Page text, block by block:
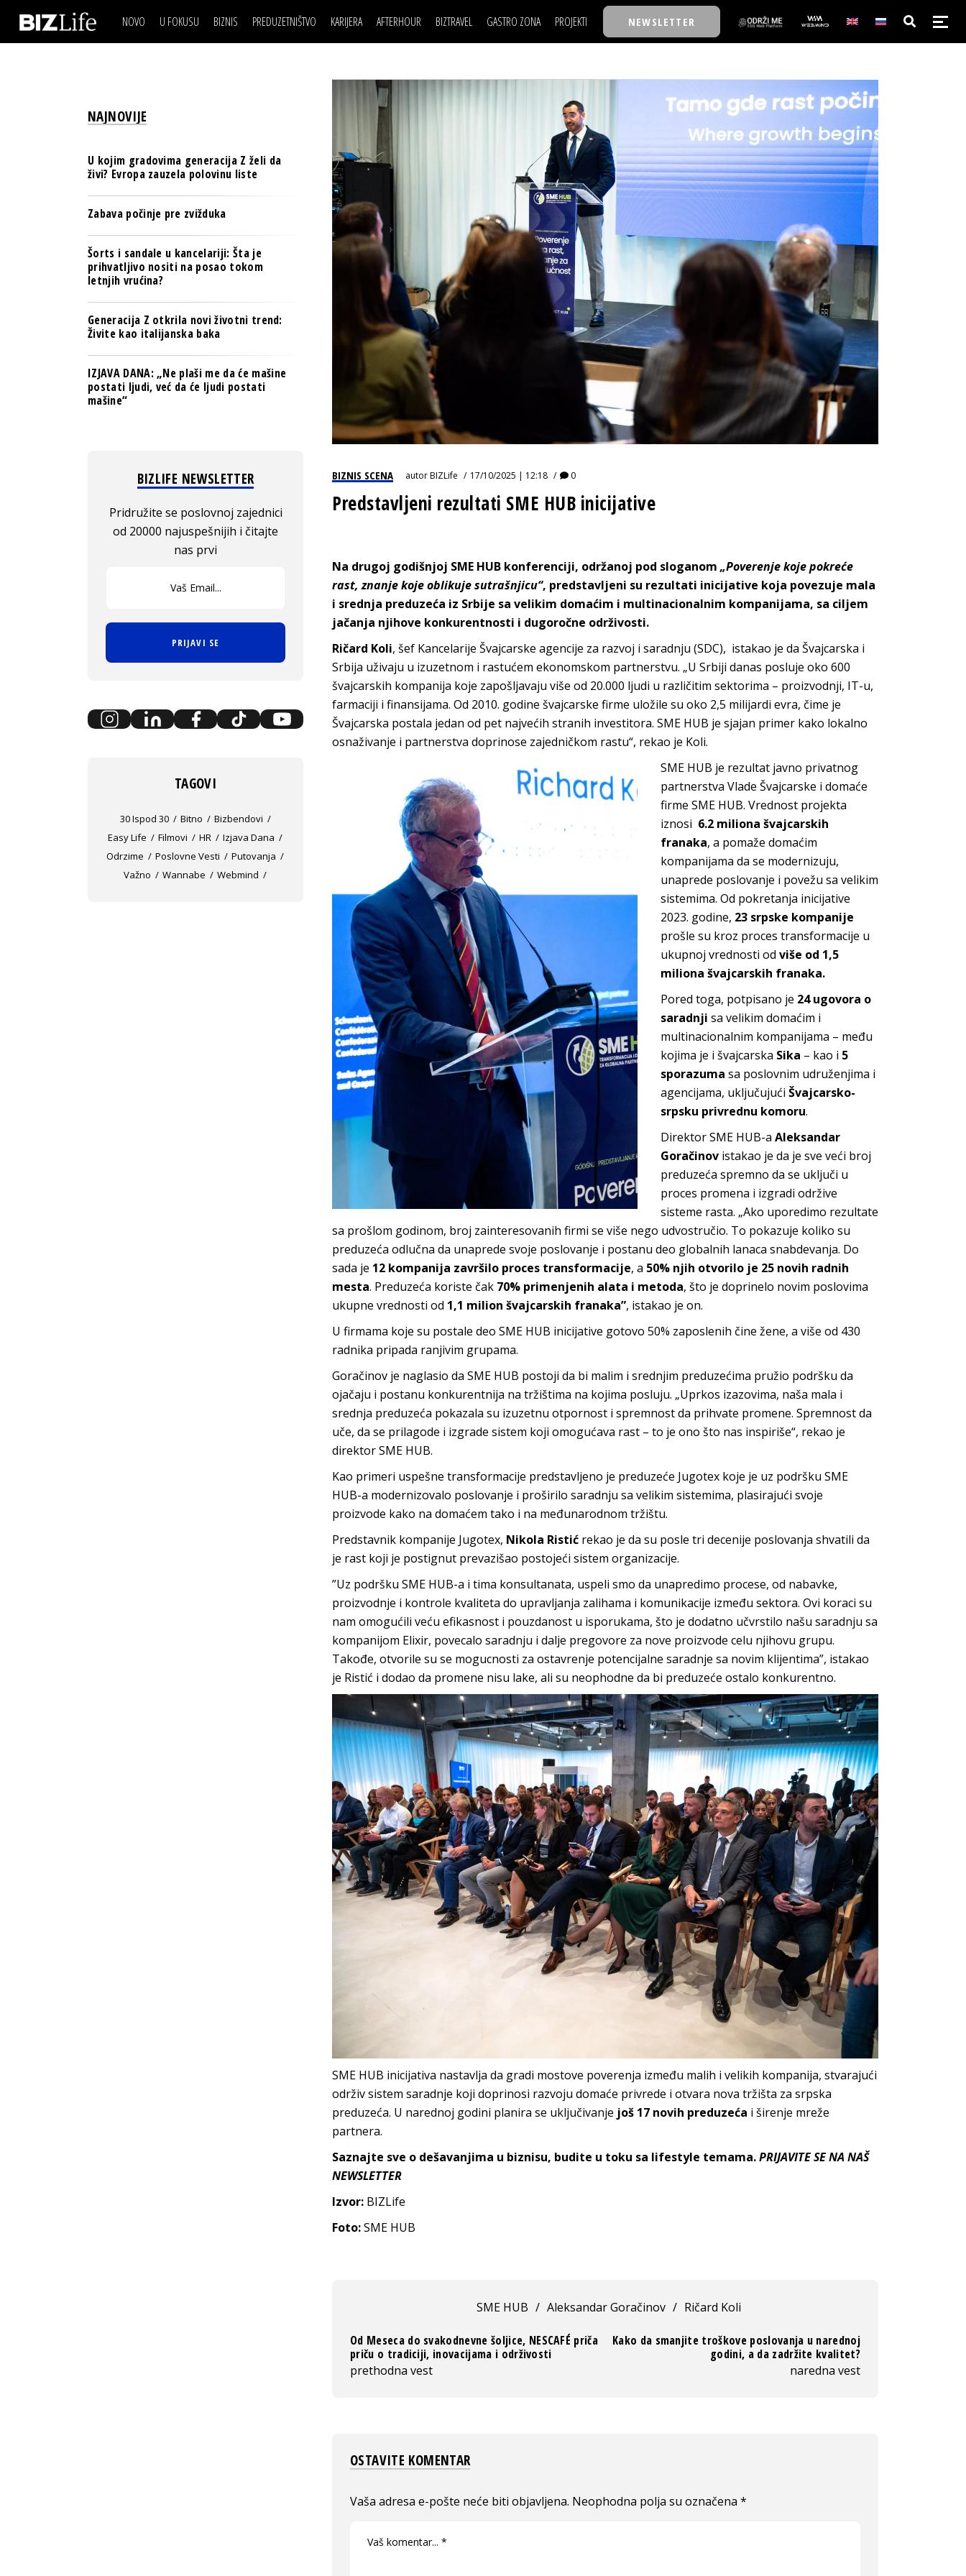
NOVO U FOKUSU BIZNIS
BANKE
OSIGURANJE
BIZNIS & SPORT
PULS REGIONA
NOVO NA RAFU
PREDUZETNIŠTVO KARIJERA
LJUDI (HR)
MOJ UGAO
USAVRŠAVANJE
KNOW-HOW
AFTERHOUR
KNJIGE
STIL
WELLBEING
BIZTRAVEL GASTRO ZONA PROJEKTI
30 ISPOD 30
BACK TO OFFICE/SCHOOL
BIZBENDOVI
BIZKOLEGIJUM
BMW BIZNIS LIGA
BIZLIFE WEEK
IZJAVA GODINE
NEWSLETTER
IZJAVA DANABIZNIS SCENA
BREND I KOMUNIKACIJE
OSIGURANJE
TECH I AI
NOVO NA RAFU
POSAO
MOJ UGAO
USAVRŠAVANJE
KNOW-HOW
FILM I SCENA
AUTO SVET
WELLBEING
NAJKOLEGA
30 ISPOD 30
BACK TO OFFICE/SCHOOL
BIZBENDOVI
BIZKOLEGIJUM
BMW BIZNIS LIGA
BIZLIFE WEEK
IZJAVA GODINE
BIZNIS SCENA autorBIZLife 17/10/2025 | 12:18 0
Predstavljeni rezultati SME HUB inicijative
Na drugoj godišnjoj SME HUB konferenciji, održanoj pod sloganom „Poverenje koje pokreće
rast, znanje koje oblikuje sutrašnjicu“, predstavljeni su rezultati inicijative koja povezuje mala
i srednja preduzeća iz Srbije sa velikim domaćim i multinacionalnim kompanijama, sa ciljem
jačanja njihove konkurentnosti i dugoročne održivosti.
Ričard Koli, šef Kancelarije Švajcarske agencije za razvoj i saradnju (SDC), istakao je da Švajcarska i
Srbija uživaju u izuzetnom i rastućem ekonomskom partnerstvu. „U Srbiji danas posluje oko 600
švajcarskih kompanija koje zapošljavaju više od 20.000 ljudi u različitim sektorima – proizvodnji, IT-u,
farmaciji i finansijama. Od 2010. godine švajcarske firme uložile su oko 2,5 milijardi evra, čime je
Švajcarska postala jedan od pet najvećih stranih investitora. SME HUB je sjajan primer kako lokalno
osnaživanje i partnerstva doprinose zajedničkom rastu“, rekao je Koli.
SME HUB je rezultat javno privatnog
partnerstva Vlade Švajcarske i domaće
firme SME HUB. Vrednost projekta
iznosi 6.2 miliona švajcarskih
franaka, a pomaže domaćim
kompanijama da se modernizuju,
unaprede poslovanje i povežu sa velikim
sistemima. Od pokretanja inicijative
2023. godine, 23 srpske kompanije
prošle su kroz proces transformacije u
ukupnoj vrednosti od više od 1,5
miliona švajcarskih franaka.
Pored toga, potpisano je 24 ugovora o
saradnji sa velikim domaćim i
multinacionalnim kompanijama – među
kojima je i švajcarska Sika – kao i 5
sporazuma sa poslovnim udruženjima i
agencijama, uključujući Švajcarsko-
srpsku privrednu komoru.
Direktor SME HUB-a Aleksandar
Goračinov istakao je da je sve veći broj
preduzeća spremno da se uključi u
proces promena i izgradi održive
sisteme rasta. „Ako uporedimo rezultate
sa prošlom godinom, broj zainteresovanih firmi se više nego udvostručio. To pokazuje koliko su
preduzeća odlučna da unaprede svoje poslovanje i postanu deo globalnih lanaca snabdevanja. Do
sada je 12 kompanija završilo proces transformacije, a 50% njih otvorilo je 25 novih radnih
mesta. Preduzeća koriste čak 70% primenjenih alata i metoda, što je doprinelo novim poslovima
ukupne vrednosti od 1,1 milion švajcarskih franaka”, istakao je on.
U firmama koje su postale deo SME HUB inicijative gotovo 50% zaposlenih čine žene, a više od 430
radnika pripada ranjivim grupama.
Goračinov je naglasio da SME HUB postoji da bi malim i srednjim preduzećima pružio podršku da
ojačaju i postanu konkurentnija na tržištima na kojima posluju. „Uprkos izazovima, naša mala i
srednja preduzeća pokazala su izuzetnu otpornost i spremnost da prihvate promene. Spremnost da
uče, da se prilagode i izgrade sistem koji omogućava rast – to je ono što nas inspiriše“, rekao je
direktor SME HUB.
Kao primeri uspešne transformacije predstavljeno je preduzeće Jugotex koje je uz podršku SME
HUB-a modernizovalo poslovanje i proširilo saradnju sa velikim sistemima, plasirajući svoje
proizvode kako na domaćem tako i na međunarodnom tržištu.
Predstavnik kompanije Jugotex, Nikola Ristić rekao je da su posle tri decenije poslovanja shvatili da
je rast koji je postignut prevazišao postojeći sistem organizacije.
”Uz podršku SME HUB-a i tima konsultanata, uspeli smo da unapredimo procese, od nabavke,
proizvodnje i kontrole kvaliteta do upravljanja zalihama i komunikacije između sektora. Ovi koraci su
nam omogućili veću efikasnost i pouzdanost u isporukama, što je dodatno učvrstilo našu saradnju sa
kompanijom Elixir, povecalo saradnju i dalje pregovore za nove proizvode celu njihovu grupu.
Takođe, otvorile su se mogucnosti za ostavrenje potencijalne saradnje sa novim klijentima”, istakao
je Ristić i dodao da promene nisu lake, ali su neophodne da bi preduzeće ostalo konkurentno.
SME HUB inicijativa nastavlja da gradi mostove poverenja između malih i velikih kompanija, stvarajući
održiv sistem saradnje koji doprinosi razvoju domaće privrede i otvara nova tržišta za srpska
preduzeća. U narednoj godini planira se uključivanje još 17 novih preduzeća i širenje mreže
partnera.
Saznajte sve o dešavanjima u biznisu, budite u toku sa lifestyle temama.PRIJAVITE SE NA NAŠ
NEWSLETTER
Izvor: BIZLife
Foto:SME HUB
SME HUB / Aleksandar Goračinov / Ričard Koli
Od Meseca do svakodnevne šoljice, NESCAFÉ priča
priču o tradiciji, inovacijama i održivosti
prethodna vest
Kako da smanjite troškove poslovanja u narednoj
godini, a da zadržite kvalitet?
naredna vest
OSTAVITE KOMENTAR
Vaša adresa e-pošte neće biti objavljena. Neophodna polja su označena *
NAJNOVIJE
U kojim gradovima generacija Z želi da
živi? Evropa zauzela polovinu liste
Zabava počinje pre zvižduka
Šorts i sandale u kancelariji: Šta je
prihvatljivo nositi na posao tokom
letnjih vrućina?
Generacija Z otkrila novi životni trend:
Živite kao italijanska baka
IZJAVA DANA: „Ne plaši me da će mašine
postati ljudi, već da će ljudi postati
mašine“
BIZLIFE NEWSLETTER
Pridružite se poslovnoj zajednici
od 20000 najuspešnijih i čitajte
nas prvi
PRIJAVI SE
TAGOVI
30 Ispod 30 Bitno
Bizbendovi
Easy Life
Filmovi HR
Izjava Dana
Odrzime
Poslovne Vesti
Putovanja
Važno
Wannabe Webmind